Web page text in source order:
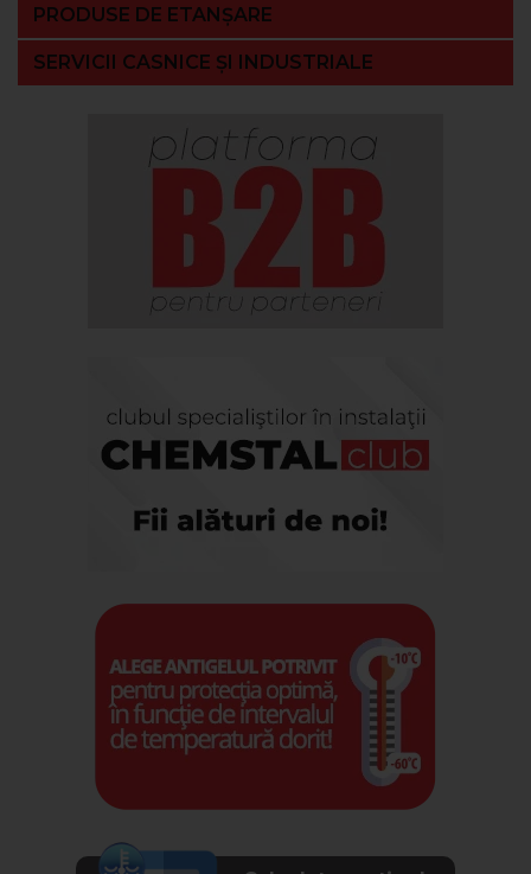
PRODUSE DE ETANȘARE
SERVICII CASNICE ȘI INDUSTRIALE